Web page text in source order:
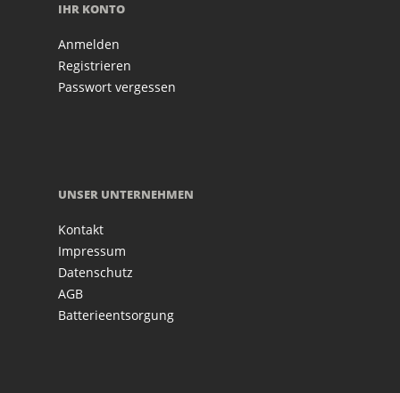
IHR KONTO
Anmelden
Registrieren
Passwort vergessen
UNSER UNTERNEHMEN
Kontakt
Impressum
Datenschutz
AGB
Batterieentsorgung